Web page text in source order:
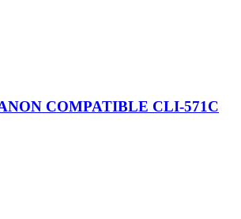
COMPATIBLE CLI-571C